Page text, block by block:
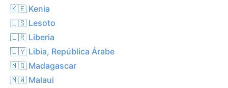
🇰🇪 Kenia
🇱🇸 Lesoto
🇱🇷 Liberia
🇱🇾 Libia, República Árabe
🇲🇬 Madagascar
🇲🇼 Malaui